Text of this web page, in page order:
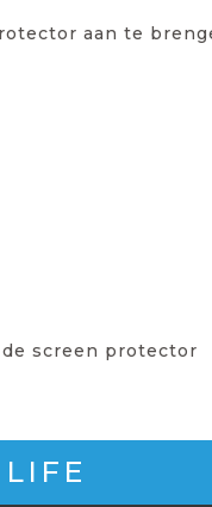
aan te
screen protector